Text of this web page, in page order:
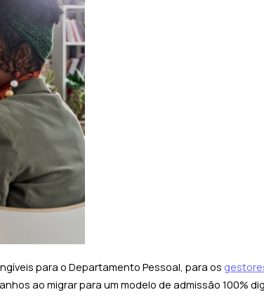
para o Departamento Pessoal, para os
ao migrar para um modelo de admissão 100%